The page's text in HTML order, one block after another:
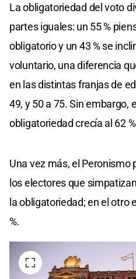
La obligatoriedad del voto
partes iguales: un 55 %
obligatorio y un 43 % se
voluntario, una diferencia
en las distintas franjas de
49, y 50 a 75. Sin embargo,
obligatoriedad crecía al 62
Una vez más, el Peronismo
los electores que
la obligatoriedad; en el otro
%.